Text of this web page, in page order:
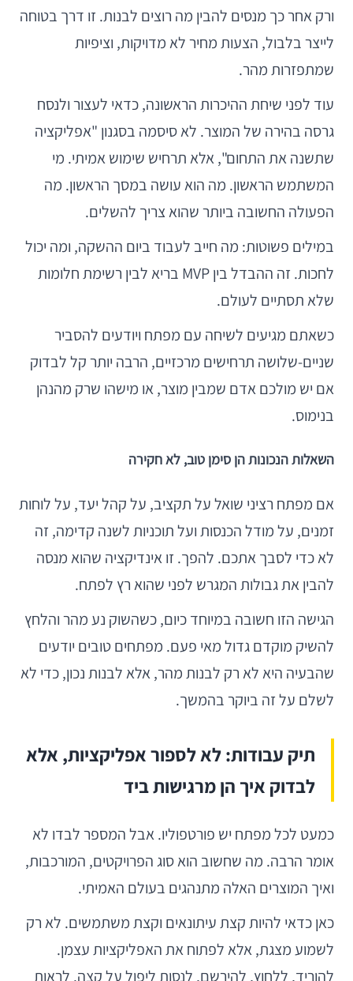
ורק אחר כך מנסים להבין מה רוצים לבנות. זו דרך בטוחה
לייצר בלבול, הצעות מחיר לא מדויקות, וציפיות
שמתפזרות מהר.
עוד לפני שיחת ההיכרות הראשונה, כדאי לעצור ולנסח
גרסה בהירה של המוצר. לא סיסמה בסגנון "אפליקציה
שתשנה את התחום", אלא תרחיש שימוש אמיתי. מי
המשתמש הראשון. מה הוא עושה במסך הראשון. מה
הפעולה החשובה ביותר שהוא צריך להשלים.
במילים פשוטות: מה חייב לעבוד ביום ההשקה, ומה יכול
לחכות. זה ההבדל בין MVP בריא לבין רשימת חלומות
שלא תסתיים לעולם.
כשאתם מגיעים לשיחה עם מפתח ויודעים להסביר
שניים-שלושה תרחישים מרכזיים, הרבה יותר קל לבדוק
אם יש מולכם אדם שמבין מוצר, או מישהו שרק מהנהן
בנימוס.
השאלות הנכונות הן סימן טוב, לא חקירה
אם מפתח רציני שואל על תקציב, על קהל יעד, על לוחות
זמנים, על מודל הכנסות ועל תוכניות לשנה קדימה, זה
לא כדי לסבך אתכם. להפך. זו אינדיקציה שהוא מנסה
להבין את גבולות המגרש לפני שהוא רץ לפתח.
הגישה הזו חשובה במיוחד כיום, כשהשוק נע מהר והלחץ
להשיק מוקדם גדול מאי פעם. מפתחים טובים יודעים
שהבעיה היא לא רק לבנות מהר, אלא לבנות נכון, כדי לא
לשלם על זה ביוקר בהמשך.
תיק עבודות: לא לספור אפליקציות, אלא
לבדוק איך הן מרגישות ביד
כמעט לכל מפתח יש פורטפוליו. אבל המספר לבדו לא
אומר הרבה. מה שחשוב הוא סוג הפרויקטים, המורכבות,
ואיך המוצרים האלה מתנהגים בעולם האמיתי.
כאן כדאי להיות קצת עיתונאים וקצת משתמשים. לא רק
לשמוע מצגת, אלא לפתוח את האפליקציות עצמן.
להוריד, ללחוץ, להירשם, לנסות ליפול על קצה. לראות